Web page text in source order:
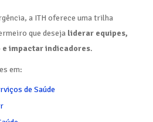
a ITH oferece uma trilha
que deseja liderar equipes,
impactar indicadores.
em:
de Saúde